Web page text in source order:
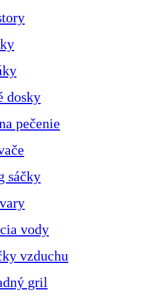
dosky
pečenie
sáčky
vody
vzduchu
gril